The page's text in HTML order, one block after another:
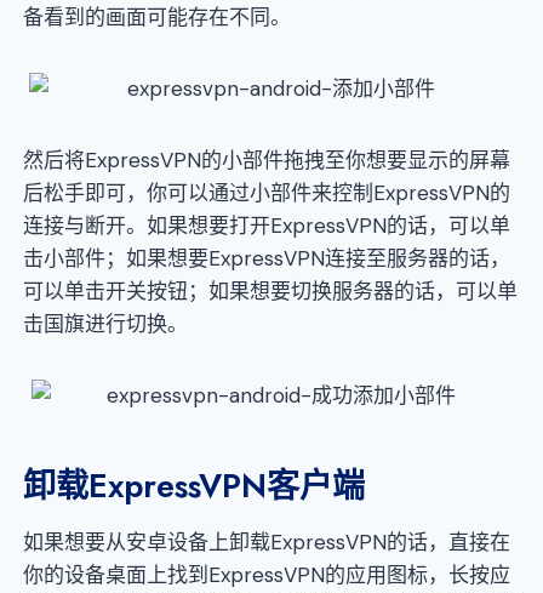
备看到的画面可能存在不同。
然后将ExpressVPN的小部件拖拽至你想要显示的屏幕
后松手即可，你可以通过小部件来控制ExpressVPN的
连接与断开。如果想要打开ExpressVPN的话，可以单
击小部件；如果想要ExpressVPN连接至服务器的话，
可以单击开关按钮；如果想要切换服务器的话，可以单
击国旗进行切换。
卸载ExpressVPN客户端
如果想要从安卓设备上卸载ExpressVPN的话，直接在
你的设备桌面上找到ExpressVPN的应用图标，长按应